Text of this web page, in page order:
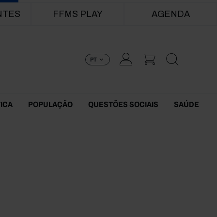
FFMS PLAY AGENDA
PT
POPULAÇÃO QUESTÕES SOCIAIS SAÚDE